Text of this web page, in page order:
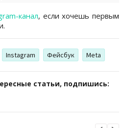
канал, если хочешь первым
Instagram Фейсбук Meta
статьи, подпишись: